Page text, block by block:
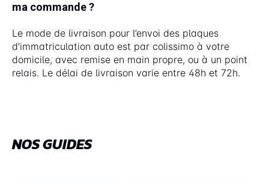
ma commande ?
Le mode de livraison pour l’envoi des plaques
d’immatriculation auto est par colissimo à votre
domicile, avec remise en main propre, ou à un point
relais. Le délai de livraison varie entre 48h et 72h.
NOS GUIDES